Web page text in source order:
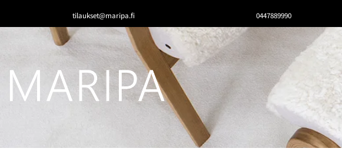
tilaukset@maripa.fi 0447889990